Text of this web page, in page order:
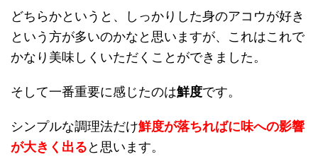
どちらかというと、しっかりした身のアコウが好き
という方が多いのかなと思いますが、これはこれで
かなり美味しくいただくことができました。
そして一番重要に感じたのは鮮度です。
シンプルな調理法だけ鮮度が落ちればに味への影響
が大きく出ると思います。